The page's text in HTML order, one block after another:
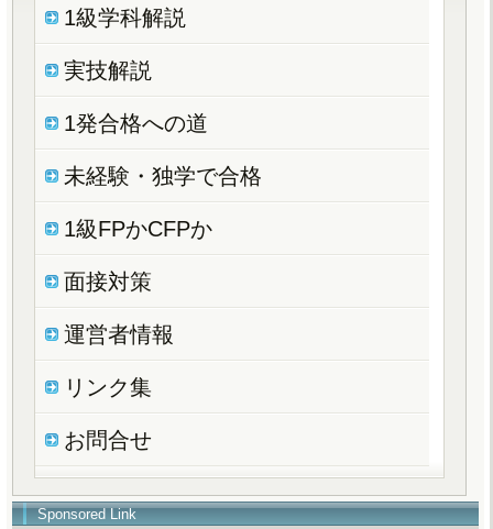
1級学科解説
実技解説
1発合格への道
未経験・独学で合格
1級FPかCFPか
面接対策
運営者情報
リンク集
お問合せ
Sponsored Link